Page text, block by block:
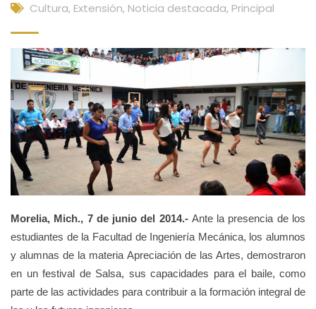
Cultura, Extensión, Noticia destacada, Principal
Morelia, Mich., 7 de junio del 2014.- Ante la presencia de los
estudiantes de la Facultad de Ingeniería Mecánica, los alumnos
y alumnas de la materia Apreciación de las Artes, demostraron
en un festival de Salsa, sus capacidades para el baile, como
parte de las actividades para contribuir a la formación integral de